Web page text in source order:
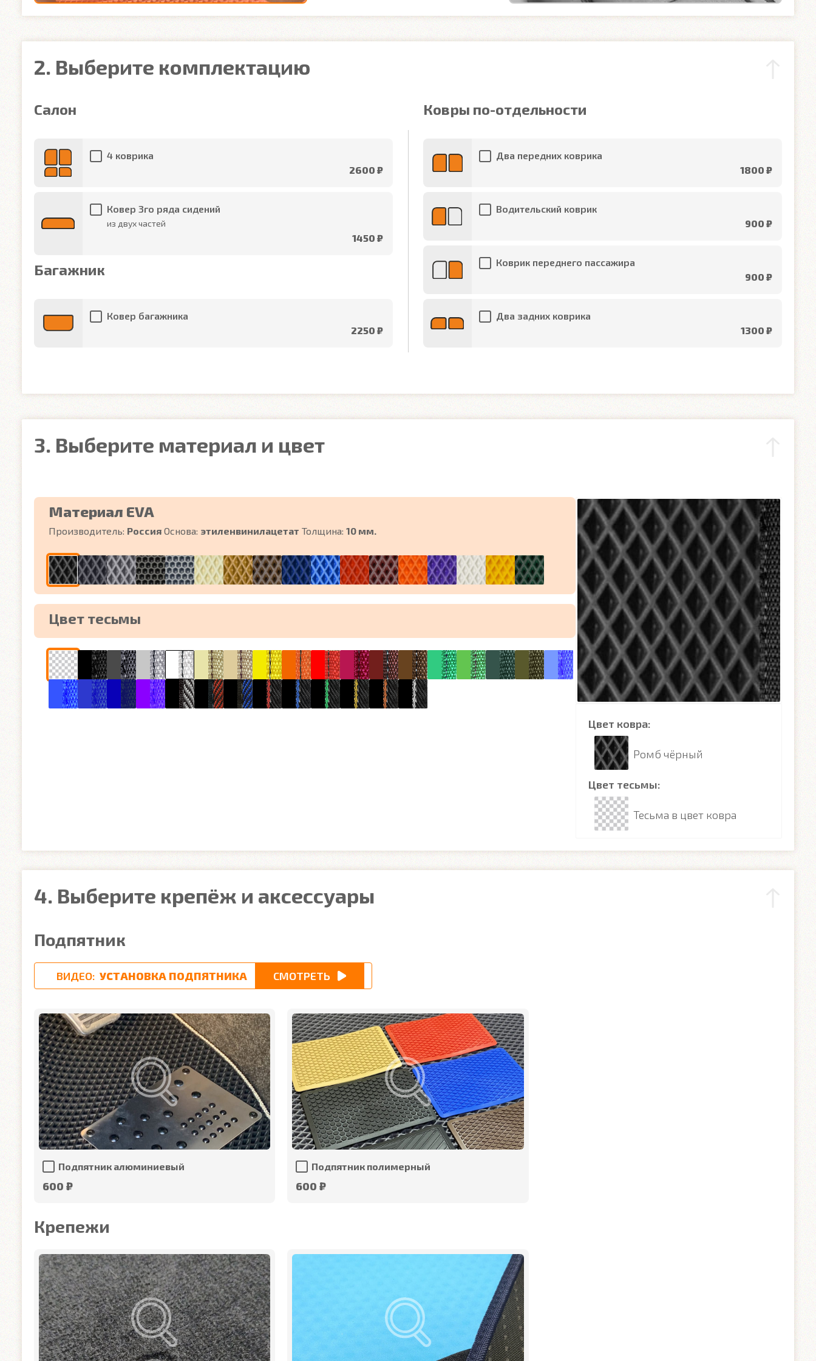
2. Выберите комплектацию
Салон
4 коврика
2600 ₽
Ковер 3го ряда сидений
из двух частей
1450 ₽
Багажник
Ковер багажника
2250 ₽
Ковры по-отдельности
Два передних коврика
1800 ₽
Водительский коврик
900 ₽
Коврик переднего пассажира
900 ₽
Два задних коврика
1300 ₽
3. Выберите материал и цвет
Материал EVA
Производитель: Россия Основа: этиленвинилацетат Толщина: 10 мм.
Цвет тесьмы
Цвет ковра:
Ромб чёрный
Цвет тесьмы:
Тесьма в цвет ковра
4. Выберите крепёж и аксессуары
Подпятник
ВИДЕО: УСТАНОВКА ПОДПЯТНИКА СМОТРЕТЬ
Подпятник алюминиевый
600 ₽
Подпятник полимерный
600 ₽
Крепежи